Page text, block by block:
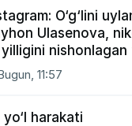
O‘g‘lini
Ulasenova,
yilligini nishonlagan
va Kamelot
qilgan Zebo
11:57
yo‘l harakati